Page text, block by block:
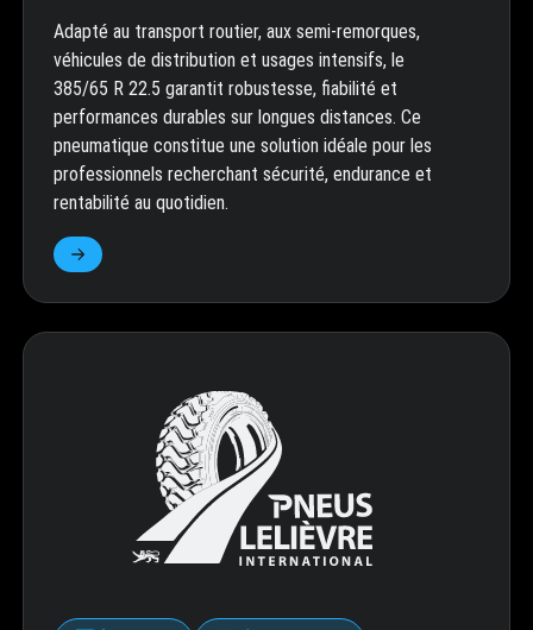
Adapté au transport routier, aux semi-remorques,
véhicules de distribution et usages intensifs, le
385/65 R 22.5 garantit robustesse, fiabilité et
performances durables sur longues distances. Ce
pneumatique constitue une solution idéale pour les
professionnels recherchant sécurité, endurance et
rentabilité au quotidien.